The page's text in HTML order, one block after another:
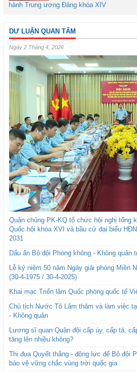
hành Trung ương Đảng khóa XIV
DƯ LUẬN QUAN TÂM
Ngày 2 Tháng 4, 2026
Quân chủng PK-KQ tổ chức hội nghị tổng
Quốc hội khóa XVI và bầu cử đại biểu
2031
Dấu ấn Bộ đội Phòng không - Không quân
Lễ kỷ niệm 50 năm Ngày giải phóng Miền
(30-4-1975 / 30-4-2025)
Khai mạc Triển lãm Quốc phòng quốc tế
Chủ tịch Nước Tô Lâm thăm và làm việc
- Không quân
Lương sĩ quan Quân đội cấp úy, cấp tá,
tăng lên nhiều không?
Thi đua Quyết thắng - động lực để Bộ đội
bảo vệ vững chắc vùng trời quốc gia